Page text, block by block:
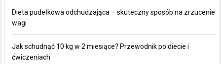
Dieta pudełkowa odchudzająca – skuteczny sposób na zrzucenie
wagi
Jak schudnąć 10 kg w 2 miesiące? Przewodnik po diecie i
ćwiczeniach